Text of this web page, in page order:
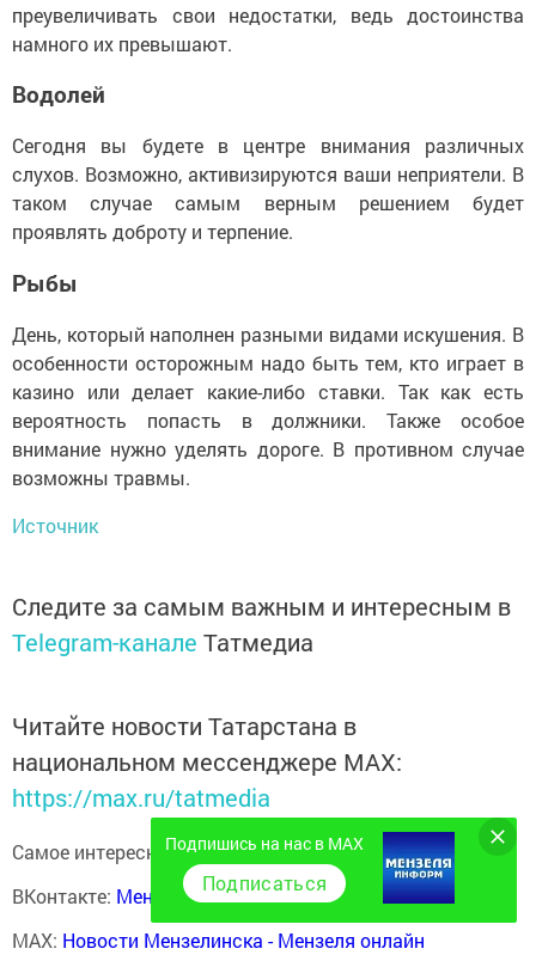
преувеличивать свои недостатки, ведь достоинства
намного их превышают.
Водолей
Сегодня вы будете в центре внимания различных
слухов. Возможно, активизируются ваши неприятели. В
таком случае самым верным решением будет
проявлять доброту и терпение.
Рыбы
День, который наполнен разными видами искушения. В
особенности осторожным надо быть тем, кто играет в
казино или делает какие-либо ставки. Так как есть
вероятность попасть в должники. Также особое
внимание нужно уделять дороге. В противном случае
возможны травмы.
Источник
Следите за самым важным и интересным в
Telegram-канале Татмедиа
Читайте новости Татарстана в
национальном мессенджере MАХ:
https://max.ru/tatmedia
Самое интересное в наших социальных сетях:
ВКонтакте: Мензелинск news - Мензеля-информ
MAX: Новости Мензелинска - Мензеля онлайн
Подпишись на нас в MAX
Подписаться